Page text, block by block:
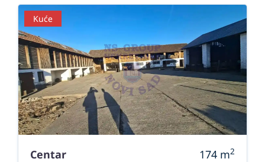
Kuće
Centar 174 m2